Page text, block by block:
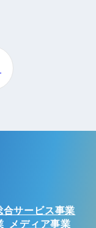
サービス事業
メディア事業